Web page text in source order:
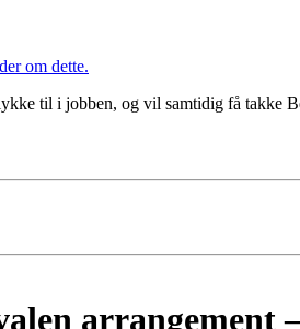
om dette.
til i jobben, og vil samtidig få takke
arrangement